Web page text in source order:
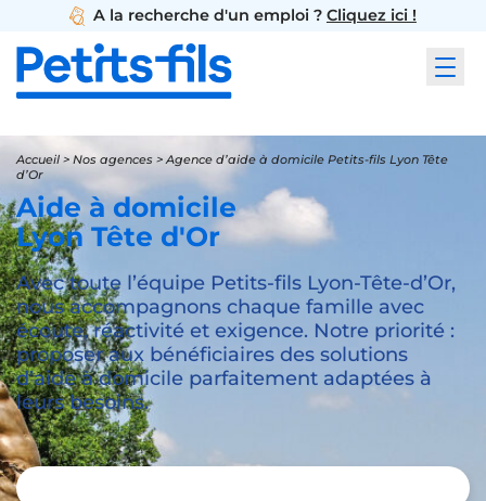
A la recherche d'un emploi ? Cliquez ici !
Accueil > Nos agences >Agence d’aide à domicile Petits-fils Lyon Tête
d’Or
Aide à domicile
Lyon Tête d'Or
Avec toute l’équipe Petits-fils Lyon-Tête-d’Or,
nous accompagnons chaque famille avec
écoute, réactivité et exigence. Notre priorité :
proposer aux bénéficiaires des solutions
d’aide à domicile parfaitement adaptées à
leurs besoins.